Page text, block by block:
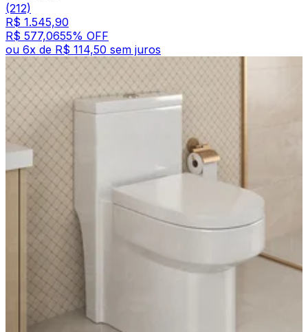
(212)
R$ 1.545,90
R$ 577,0655% OFF
ou 6x de R$ 114,50 sem juros